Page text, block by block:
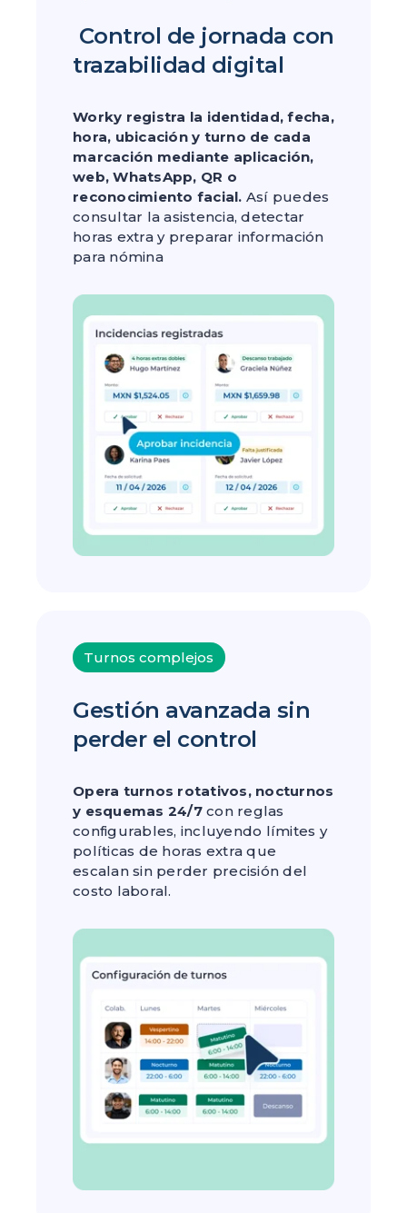
Control de jornada con
trazabilidad digital
Worky registra la identidad, fecha,
hora, ubicación y turno de cada
marcación mediante aplicación,
web, WhatsApp, QR o
reconocimiento facial. Así puedes
consultar la asistencia, detectar
horas extra y preparar información
para nómina
Turnos complejos
Gestión avanzada sin
perder el control
Opera turnos rotativos, nocturnos
y esquemas 24/7con reglas
configurables, incluyendo límites y
políticas de horas extra que
escalan sin perder precisión del
costo laboral.